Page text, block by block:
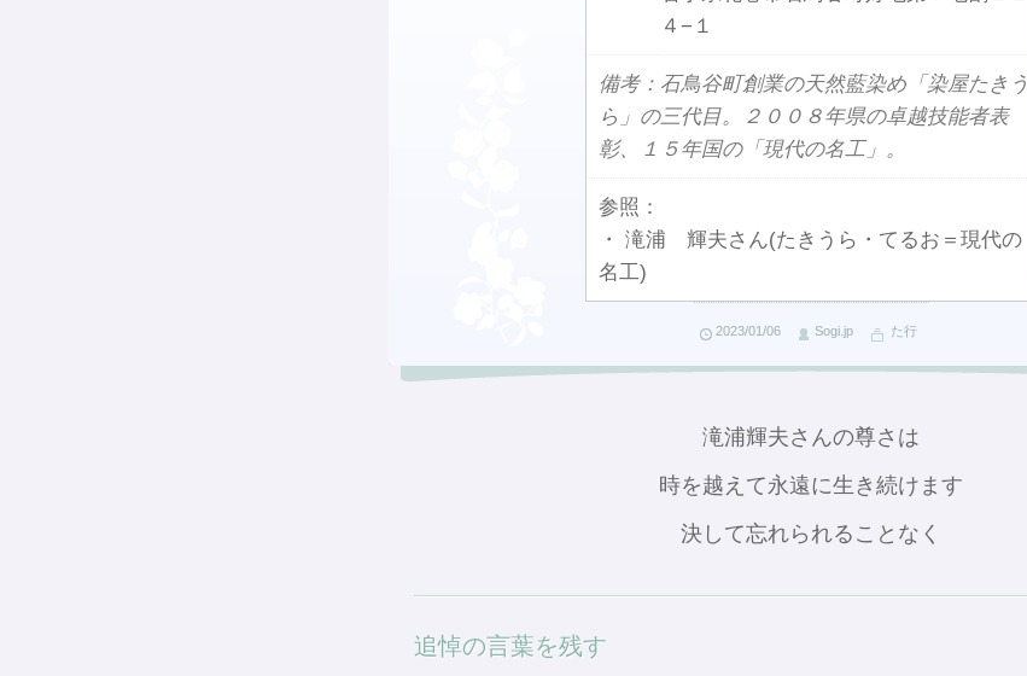
４−１
備考：石鳥谷町創業の天然藍染め「染屋たきう
ら」の三代目。２００８年県の卓越技能者表
彰、１５年国の「現代の名工」。
参照：
・ 滝浦 輝夫さん(たきうら・てるお＝現代の
名工)
2023/01/06 Sogi.jp た行
滝浦輝夫さんの尊さは
時を越えて永遠に生き続けます
決して忘れられることなく
追悼の言葉を残す